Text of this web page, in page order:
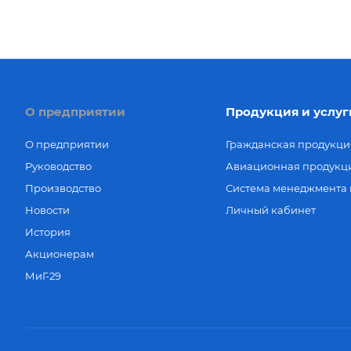
О предприятии
О предприятии
Руководство
Производство
Новости
История
Акционерам
МиГ-29
Продукция и
Гражданская
Авиационная
Система менеджмента
Личный кабинет